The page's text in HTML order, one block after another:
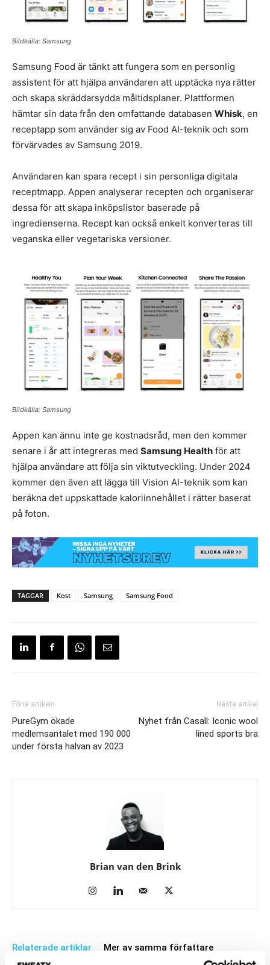
Bildkälla: Samsung
Samsung Food är tänkt att fungera som en personlig
assistent för att hjälpa användaren att upptäcka nya rätter
och skapa skräddarsydda måltidsplaner. Plattformen
hämtar sin data från den omfattande databasen Whisk, en
receptapp som använder sig av Food AI-teknik och som
förvärvades av Samsung 2019.
Användaren kan spara recept i sin personliga digitala
receptmapp. Appen analyserar recepten och organiserar
dessa för att skapa inköpslistor baserade på
ingredienserna. Recept kan också enkelt konverteras till
veganska eller vegetariska versioner.
Bildkälla: Samsung
Appen kan ännu inte ge kostnadsråd, men den kommer
senare i år att integreras med Samsung Health för att
hjälpa användare att följa sin viktutveckling. Under 2024
kommer den även att lägga till Vision AI-teknik som kan
beräkna det uppskattade kaloriinnehållet i rätter baserat
på foton.
TAGGAR Kost Samsung Samsung Food
Förra artikeln
PureGym ökade
medlemsantalet med 190 000
under första halvan av 2023
Nästa artikel
Nyhet från Casall: Iconic wool
lined sports bra
Brian van den Brink
Relaterade artiklar Mer av samma författare